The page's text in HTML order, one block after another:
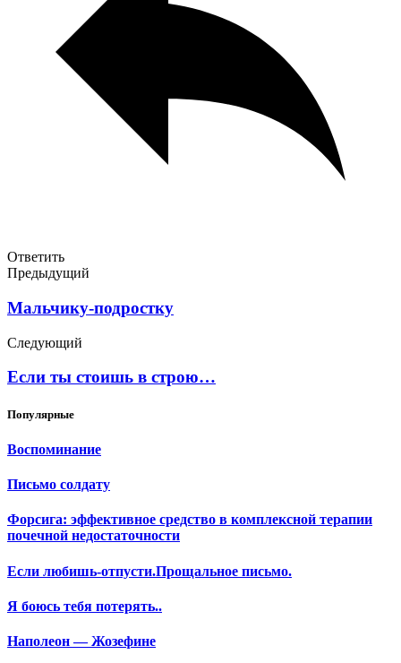
Ответить
Предыдущий
Мальчику-подростку
Следующий
Если ты стоишь в строю…
Популярные
Воспоминание
Письмо солдату
Форсига: эффективное средство в комплексной терапии
почечной недостаточности
Если любишь-отпусти.Прощальное письмо.
Я боюсь тебя потерять..
Наполеон — Жозефине